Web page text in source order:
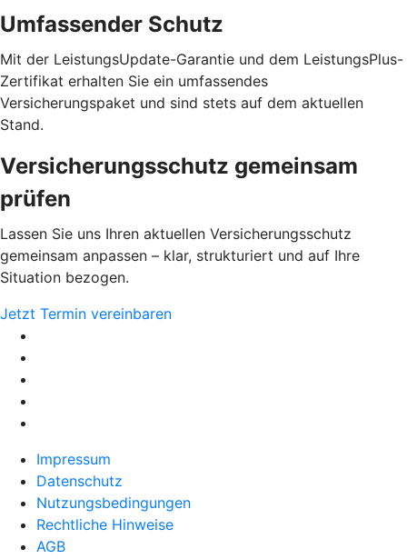
Umfassender Schutz
Mit der LeistungsUpdate-Garantie und dem LeistungsPlus-
Zertifikat erhalten Sie ein umfassendes
Versicherungspaket und sind stets auf dem aktuellen
Stand.
Versicherungsschutz gemeinsam
prüfen
Lassen Sie uns Ihren aktuellen Versicherungsschutz
gemeinsam anpassen – klar, strukturiert und auf Ihre
Situation bezogen.
Jetzt Termin vereinbaren
Impressum
Datenschutz
Nutzungsbedingungen
Rechtliche Hinweise
AGB